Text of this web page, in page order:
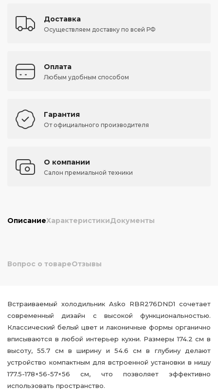
Доставка
Осуществляем доставку по всей РФ
Оплата
Любым удобным способом
Гарантия
От официального производителя
О компании
Салон премиальной техники
ОписаниеХарактеристикиДокументы
Вопрос о товареОтзывы
Встраиваемый холодильник Asko RBR276DND1 сочетает
современный дизайн с высокой функциональностью.
Классический белый цвет и лаконичные формы органично
вписываются в любой интерьер кухни. Размеры 174.2 см в
высоту, 55.7 см в ширину и 54.6 см в глубину делают
устройство компактным для встроенной установки в нишу
177.5-178×56-57×56 см, что позволяет эффективно
использовать пространство.